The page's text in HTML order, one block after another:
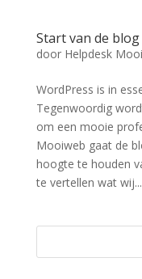
Start van de blog
door Helpdesk
WordPress is in
Tegenwoordig
om een mooie
Mooiweb gaat de
hoogte te houden
te vertellen wat wij...